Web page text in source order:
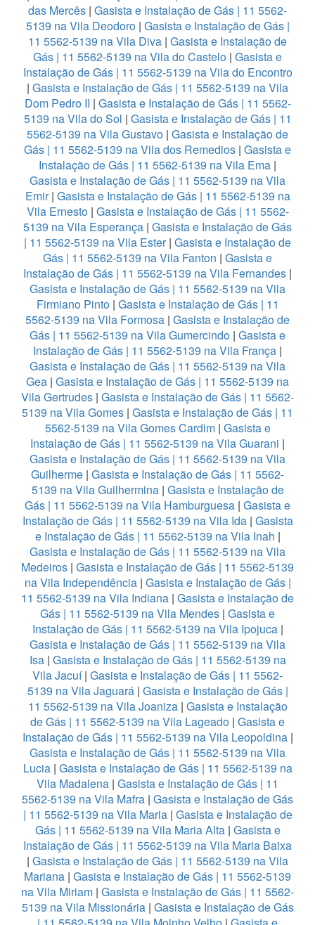
das Mercês | Gasista e Instalação de Gás | 11 5562-
5139 na Vila Deodoro| Gasista e Instalação de Gás |
11 5562-5139 na Vila Diva | Gasista e Instalação de
Gás | 11 5562-5139 na Vila do Castelo | Gasista e
Instalação de Gás | 11 5562-5139 na Vila do Encontro
| Gasista e Instalação de Gás | 11 5562-5139 na Vila
Dom Pedro II | Gasista e Instalação de Gás | 11 5562-
5139 na Vila do Sol | Gasista e Instalação de Gás | 11
5562-5139 na Vila Gustavo | Gasista e Instalação de
Gás | 11 5562-5139 na Vila dos Remedios | Gasista e
Instalação de Gás | 11 5562-5139 na Vila Ema |
Gasista e Instalação de Gás | 11 5562-5139 na Vila
Emir| Gasista e Instalação de Gás | 11 5562-5139 na
Vila Ernesto| Gasista e Instalação de Gás | 11 5562-
5139 na Vila Esperança | Gasista e Instalação de Gás
| 11 5562-5139 na Vila Ester| Gasista e Instalação de
Gás | 11 5562-5139 na Vila Fanton | Gasista e
Instalação de Gás | 11 5562-5139 na Vila Fernandes |
Gasista e Instalação de Gás | 11 5562-5139 na Vila
Firmiano Pinto| Gasista e Instalação de Gás | 11
5562-5139 na Vila Formosa | Gasista e Instalação de
Gás | 11 5562-5139 na Vila Gumercindo | Gasista e
Instalação de Gás | 11 5562-5139 na Vila França |
Gasista e Instalação de Gás | 11 5562-5139 na Vila
Gea | Gasista e Instalação de Gás | 11 5562-5139 na
Vila Gertrudes | Gasista e Instalação de Gás | 11 5562-
5139 na Vila Gomes | Gasista e Instalação de Gás | 11
5562-5139 na Vila Gomes Cardim| Gasista e
Instalação de Gás | 11 5562-5139 na Vila Guarani |
Gasista e Instalação de Gás | 11 5562-5139 na Vila
Guilherme | Gasista e Instalação de Gás | 11 5562-
5139 na Vila Guilhermina| Gasista e Instalação de
Gás | 11 5562-5139 na Vila Hamburguesa | Gasista e
Instalação de Gás | 11 5562-5139 na Vila Ida| Gasista
e Instalação de Gás | 11 5562-5139 na Vila Inah |
Gasista e Instalação de Gás | 11 5562-5139 na Vila
Medeiros | Gasista e Instalação de Gás | 11 5562-5139
na Vila Independência| Gasista e Instalação de Gás |
11 5562-5139 na Vila Indiana | Gasista e Instalação de
Gás | 11 5562-5139 na Vila Mendes | Gasista e
Instalação de Gás | 11 5562-5139 na Vila Ipojuca|
Gasista e Instalação de Gás | 11 5562-5139 na Vila
Isa| Gasista e Instalação de Gás | 11 5562-5139 na
Vila Jacuí| Gasista e Instalação de Gás | 11 5562-
5139 na Vila Jaguará| Gasista e Instalação de Gás |
11 5562-5139 na Vila Joaniza| Gasista e Instalação
de Gás | 11 5562-5139 na Vila Lageado | Gasista e
Instalação de Gás | 11 5562-5139 na Vila Leopoldina|
Gasista e Instalação de Gás | 11 5562-5139 na Vila
Lucia| Gasista e Instalação de Gás | 11 5562-5139 na
Vila Madalena | Gasista e Instalação de Gás | 11
5562-5139 na Vila Mafra | Gasista e Instalação de Gás
| 11 5562-5139 na Vila Maria| Gasista e Instalação de
Gás | 11 5562-5139 na Vila Maria Alta| Gasista e
Instalação de Gás | 11 5562-5139 na Vila Maria Baixa
| Gasista e Instalação de Gás | 11 5562-5139 na Vila
Mariana | Gasista e Instalação de Gás | 11 5562-5139
na Vila Miriam | Gasista e Instalação de Gás | 11 5562-
5139 na Vila Missionária| Gasista e Instalação de Gás